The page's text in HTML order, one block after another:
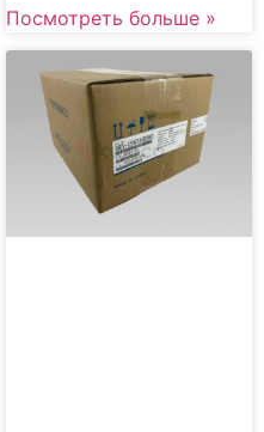
Посмотреть больше »